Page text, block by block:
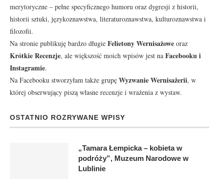
merytoryczne – pełne specyficznego humoru oraz dygresji z historii,
historii sztuki, językoznawstwa, literaturoznawstwa, kulturoznawstwa i
filozofii.
Na stronie publikuję bardzo długie Felietony Wernisażowe oraz
Krótkie Recenzje, ale większość moich wpisów jest na Facebookui
Instagramie.
Na Facebooku stworzyłam także grupę Wyzwanie Wernisażerii, w
której obserwujący piszą własne recenzje i wrażenia z wystaw.
OSTATNIO ROZRYWANE WPISY
„Tamara Łempicka – kobieta w
podróży”, Muzeum Narodowe w
Lublinie